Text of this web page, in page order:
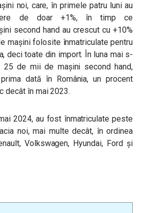
noi, care, în primele patru luni au
de doar +1%, în timp ce
second hand au crescut cu +10%
mașini folosite înmatriculate pentru
deci toate din import. În luna mai s-
25 de mii de mașini second hand,
dată în România, un procent
decât în mai 2023.
2024, au fost înmatriculate peste
noi, mai multe decât, în ordinea
Volkswagen, Hyundai, Ford și